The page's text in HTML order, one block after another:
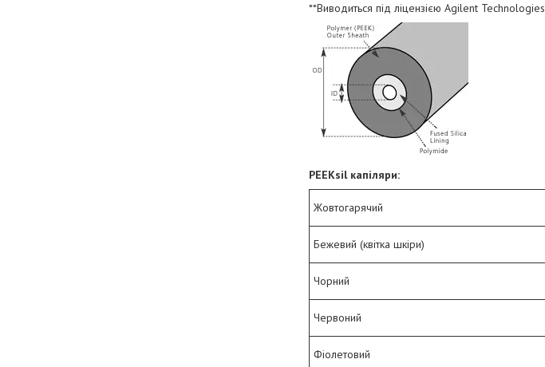
**Виводиться під ліцензією Agilent
PEEKsil капіляри:
Жовтогарячий
Бежевий (квітка шкіри)
Чорний
Червоний
Фіолетовий